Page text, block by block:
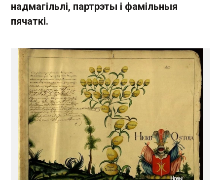
надмагільлі, партрэты і фамільныя
пячаткі.